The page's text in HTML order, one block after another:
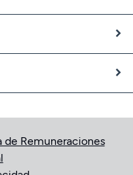
Remuneraciones